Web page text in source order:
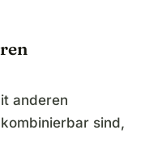
anderen
sind,